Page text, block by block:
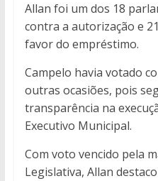
Allan foi um dos 18
contra a autorização e
favor do empréstimo.
Campelo havia votado
outras ocasiões, pois
transparência na
Executivo Municipal.
Com voto vencido pela
Legislativa, Allan